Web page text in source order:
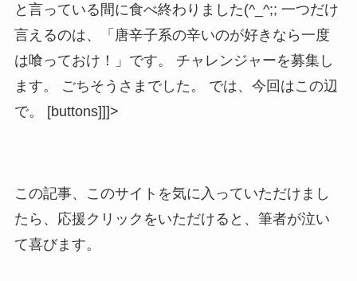
と言っている間に食べ終わりました(^_^;; 一つだけ
言えるのは、「唐辛子系の辛いのが好きなら一度
は喰っておけ！」です。 チャレンジャーを募集し
ます。 ごちそうさまでした。 では、今回はこの辺
で。 [buttons]]]>
この記事、このサイトを気に入っていただけまし
たら、応援クリックをいただけると、筆者が泣い
て喜びます。